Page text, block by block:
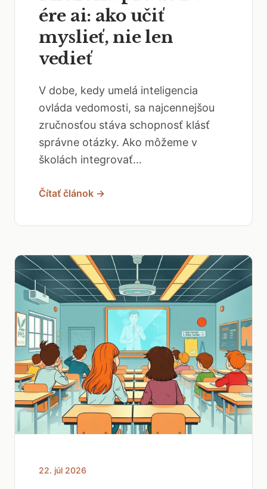
ére ai: ako učiť
myslieť, nie len
vedieť
V dobe, kedy umelá inteligencia
ovláda vedomosti, sa najcennejšou
zručnosťou stáva schopnosť klásť
správne otázky. Ako môžeme v
školách integrovať...
Čítať článok →
22. júl 2026